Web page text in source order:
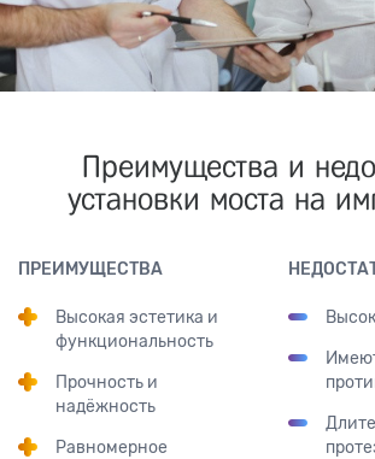
Преимущества и
установки моста на
ПРЕИМУЩЕСТВА
Высокая эстетика и
функциональность
Прочность и
надёжность
Равномерное